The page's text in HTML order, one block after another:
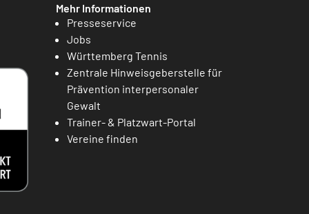
Mehr Informationen
Presseservice
Jobs
Württemberg Tennis
Zentrale Hinweisgeberstelle für
Prävention interpersonaler
Gewalt
Trainer- & Platzwart-Portal
Vereine finden